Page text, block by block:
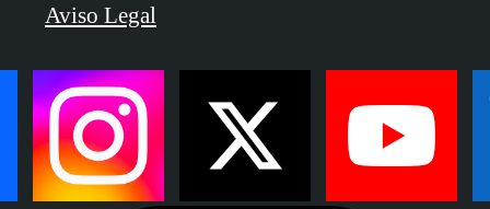
Aviso Legal